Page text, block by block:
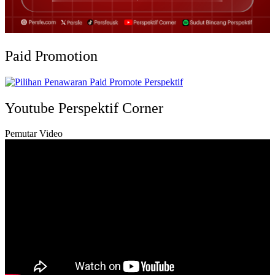
Paid Promotion
Youtube Perspektif Corner
Pemutar Video